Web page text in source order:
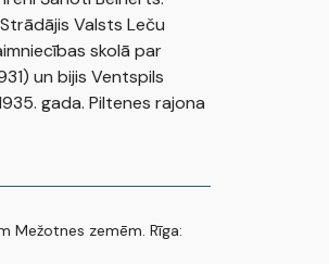
Valsts Leču
skolā par
un bijis Ventspils
gada. Piltenes rajona
Mežotnes zemēm. Rīga: